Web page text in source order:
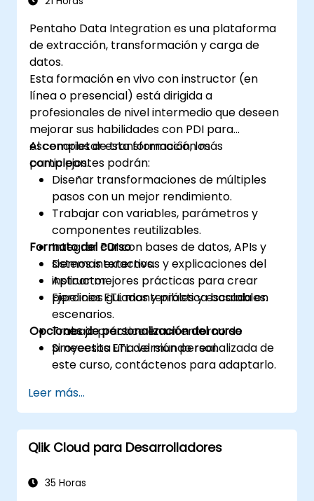
Pentaho Data Integration es una plataforma
de extracción, transformación y carga de
datos.
Esta formación en vivo con instructor (en
línea o presencial) está dirigida a
profesionales de nivel intermedio que deseen
mejorar sus habilidades con PDI para
escenarios de transformación más
complejos.
Al completar esta formación, los
participantes podrán:
Diseñar transformaciones de múltiples
pasos con un mejor rendimiento.
Trabajar con variables, parámetros y
componentes reutilizables.
Integrar PDI con bases de datos, APIs y
sistemas externos.
Aplicar mejores prácticas para crear
pipelines ETL mantenibles y escalables.
Formato del curso
Demos interactivas y explicaciones del
instructor.
Ejercicios guiados y práctica basada en
escenarios.
Trabajo práctico en un entorno de
proyectos ETL del mundo real.
Opciones de personalización del curso
Si necesita una versión personalizada de
este curso, contáctenos para adaptarlo.
Leer más...
Qlik Cloud para Desarrolladores
35 Horas